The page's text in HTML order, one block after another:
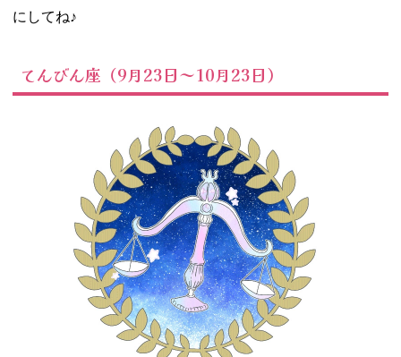
にしてね♪
てんびん座（9月23日～10月23日）